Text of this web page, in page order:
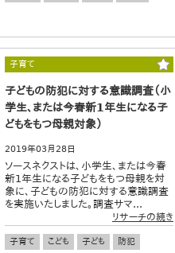
子育て
子どもの防犯に対する意識調査（小
学生、または今春新1年生になる子
どもをもつ母親対象）
2019年03月28日
ソースネクストは、小学生、または今春
新1年生になる子どもをもつ母親を対
象に、子どもの防犯に対する意識調査
を実施いたしました。調査サマ...
リサーチの続き
子育て こども 子ども
防犯